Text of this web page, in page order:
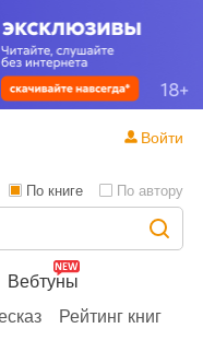
Вебтуны
Рейтинг книг
По книге По автору
Войти